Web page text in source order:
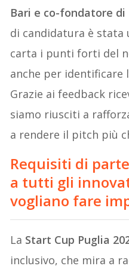
Bari e co-fondatore di
di candidatura è
carta i punti forti del
anche per identificare
Grazie ai feedback
siamo riusciti a
a rendere il pitch più
Requisiti di
a tutti gli
vogliano fare
La Start Cup Puglia
inclusivo, che mira a